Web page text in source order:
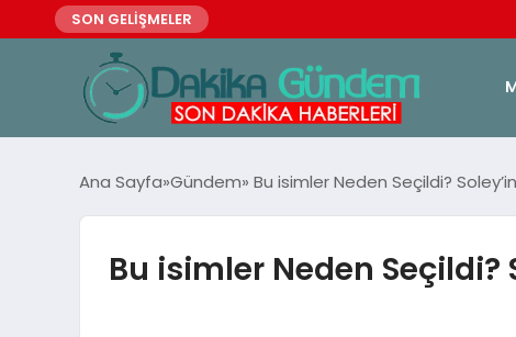
SON GELİŞMELER
Ana Sayfa Gündem Bu isimler Neden Seçildi?
Bu isimler Neden Seçildi?